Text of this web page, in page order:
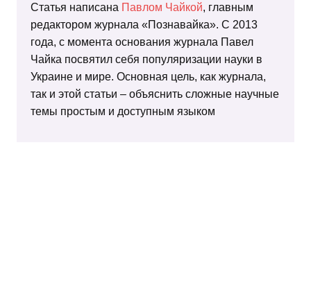
Статья написана Павлом Чайкой, главным
редактором журнала «Познавайка». С 2013
года, с момента основания журнала Павел
Чайка посвятил себя популяризации науки в
Украине и мире. Основная цель, как журнала,
так и этой статьи – объяснить сложные научные
темы простым и доступным языком